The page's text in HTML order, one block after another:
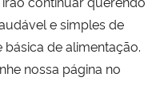
e simples de
de alimentação.
nossa página no